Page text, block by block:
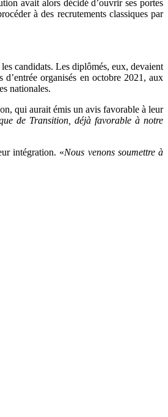
avait alors décidé d’ouvrir ses portes
à des recrutements classiques par
candidats. Les diplômés, eux, devaient
organisés en octobre 2021, aux
nationales.
qui aurait émis un avis favorable à leur
de Transition, déjà favorable à notre
intégration. «Nous venons soumettre à